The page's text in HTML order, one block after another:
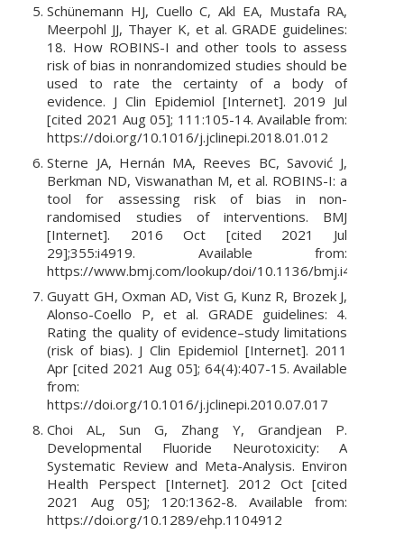
Schünemann HJ, Cuello C, Akl EA, Mustafa RA,
Meerpohl JJ, Thayer K, et al. GRADE guidelines:
18. How ROBINS-I and other tools to assess
risk of bias in nonrandomized studies should be
used to rate the certainty of a body of
evidence. J Clin Epidemiol [Internet]. 2019 Jul
[cited 2021 Aug 05]; 111:105-14. Available from:
https://doi.org/10.1016/j.jclinepi.2018.01.012
Sterne JA, Hernán MA, Reeves BC, Savović J,
Berkman ND, Viswanathan M, et al. ROBINS-I: a
tool for assessing risk of bias in non-
randomised studies of interventions. BMJ
[Internet]. 2016 Oct [cited 2021 Jul
29];355:i4919. Available from:
https://www.bmj.com/lookup/doi/10.1136/bmj.i4919
Guyatt GH, Oxman AD, Vist G, Kunz R, Brozek J,
Alonso-Coello P, et al. GRADE guidelines: 4.
Rating the quality of evidence–study limitations
(risk of bias). J Clin Epidemiol [Internet]. 2011
Apr [cited 2021 Aug 05]; 64(4):407-15. Available
from:
https://doi.org/10.1016/j.jclinepi.2010.07.017
Choi AL, Sun G, Zhang Y, Grandjean P.
Developmental Fluoride Neurotoxicity: A
Systematic Review and Meta-Analysis. Environ
Health Perspect [Internet]. 2012 Oct [cited
2021 Aug 05]; 120:1362-8. Available from:
https://doi.org/10.1289/ehp.1104912